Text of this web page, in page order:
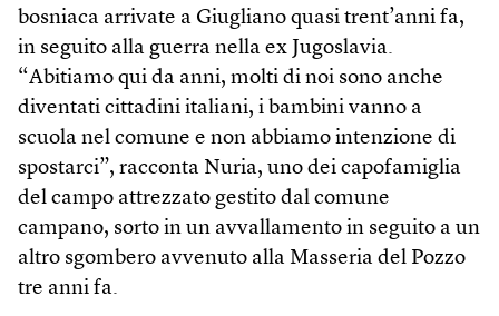
bosniaca arrivate a Giugliano quasi trent’anni fa,
in seguito alla guerra nella ex Jugoslavia.
“Abitiamo qui da anni, molti di noi sono anche
diventati cittadini italiani, i bambini vanno a
scuola nel comune e non abbiamo intenzione di
spostarci”, racconta Nuria, uno dei capofamiglia
del campo attrezzato gestito dal comune
campano, sorto in un avvallamento in seguito a un
altro sgombero avvenuto alla Masseria del Pozzo
tre anni fa.